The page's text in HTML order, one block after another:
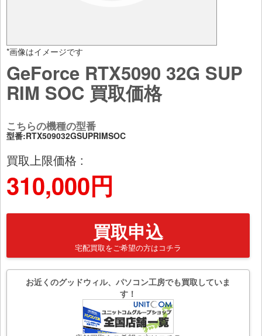
*画像はイメージです
GeForce RTX5090 32G SUP
RIM SOC 買取価格
こちらの機種の型番
型番:RTX509032GSUPRIMSOC
買取上限価格 :
310,000円
買取申込
宅配買取をご希望の方はコチラ
お近くのグッドウィル、パソコン工房でも買取していま
す！